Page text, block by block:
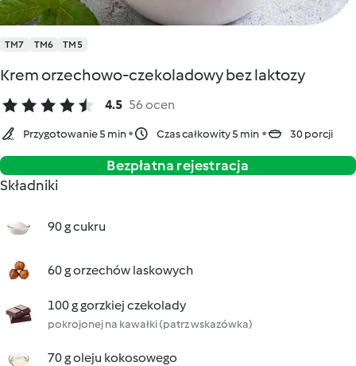
TM7 TM6 TM5
Krem orzechowo-czekoladowy bez laktozy
4.5 56 ocen
Przygotowanie 5 min Czas całkowity 5 min 30 porcji
Bezpłatna rejestracja
Składniki
90 g cukru
60 g orzechów laskowych
100 g gorzkiej czekolady
pokrojonej na kawałki (patrz wskazówka)
70 g oleju kokosowego